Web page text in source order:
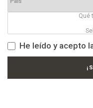
He leído y acepto